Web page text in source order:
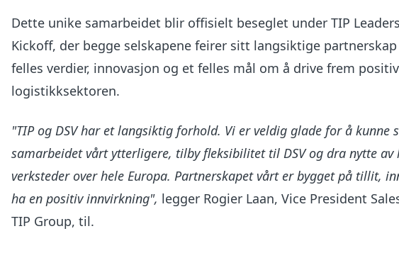
Dette unike samarbeidet blir offisielt beseglet under TIP
Kickoff, der begge selskapene feirer sitt langsiktige
felles verdier, innovasjon og et felles mål om å drive frem
logistikksektoren.
"TIP og DSV har et langsiktig forhold. Vi er veldig glade for å kunne
samarbeidet vårt ytterligere, tilby fleksibilitet til DSV og dra nytte av
verksteder over hele Europa. Partnerskapet vårt er bygget på tillit,
ha en positiv innvirkning", legger Rogier Laan, Vice President
TIP Group, til.